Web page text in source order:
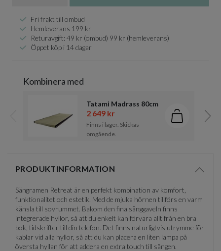
Fri frakt till ombud
Hemleverans 199 kr
Returavgift: 49 kr (ombud) 99 kr (hemleverans)
Öppet köp i 14 dagar
Kombinera med
Tatami Madrass 80cm
2 649 kr
Finns i lager. Skickas
omgående.
Lägg i
Föregående
of
PRODUKTINFORMATION
Visa/
Sängramen Retreat är en perfekt kombination av komfort,
funktionalitet och estetik. Med de mjuka hörnen tillförs en varm
känsla till sovrummet. Bakom den fina sänggaveln finns
integrerade hyllor, så att du enkelt kan förvara allt från en bra
bok, tidskrifter till din telefon. Det finns naturligtvis utrymme för
kablar vid alla hyllor, så att du kan placera en liten lampa på
översta hyllan för att addera en extra touch till sängen.